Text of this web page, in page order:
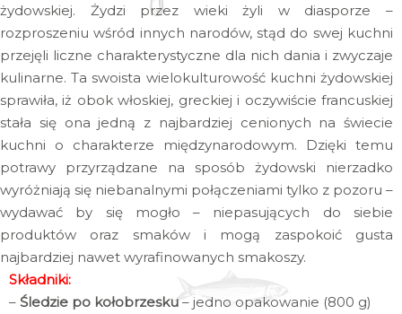
żydowskiej. Żydzi przez wieki żyli w diasporze –
rozproszeniu wśród innych narodów, stąd do swej kuchni
przejęli liczne charakterystyczne dla nich dania i zwyczaje
kulinarne. Ta swoista wielokulturowość kuchni żydowskiej
sprawiła, iż obok włoskiej, greckiej i oczywiście francuskiej
stała się ona jedną z najbardziej cenionych na świecie
kuchni o charakterze międzynarodowym. Dzięki temu
potrawy przyrządzane na sposób żydowski nierzadko
wyróżniają się niebanalnymi połączeniami tylko z pozoru –
wydawać by się mogło – niepasujących do siebie
produktów oraz smaków i mogą zaspokoić gusta
najbardziej nawet wyrafinowanych smakoszy.
Składniki:
– Śledzie po kołobrzesku– jedno opakowanie (800 g)